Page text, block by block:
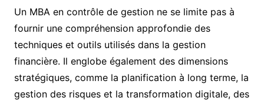
Un MBA en contrôle de gestion ne se limite pas à
fournir une compréhension approfondie des
techniques et outils utilisés dans la gestion
financière. Il englobe également des dimensions
stratégiques, comme la planification à long terme, la
gestion des risques et la transformation digitale, des